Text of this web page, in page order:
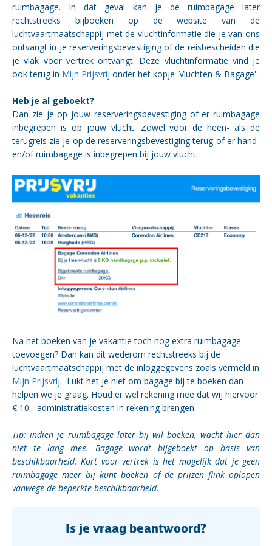
ruimbagage. In dat geval kan je de ruimbagage later
rechtstreeks bijboeken op de website van de
luchtvaartmaatschappij met de vluchtinformatie die je van ons
ontvangt in je reserveringsbevestiging of de reisbescheiden die
je vlak voor vertrek ontvangt. Deze vluchtinformatie vind je
ook terug in Mijn Prijsvrij onder het kopje 'Vluchten & Bagage'.
Heb je al geboekt?
Dan zie je op jouw reserveringsbevestiging of er ruimbagage
inbegrepen is op jouw vlucht. Zowel voor de heen- als de
terugreis zie je op de reserveringsbevestiging terug of er hand-
en/of ruimbagage is inbegrepen bij jouw vlucht:
Na het boeken van je vakantie toch nog extra ruimbagage
toevoegen? Dan kan dit wederom rechtstreeks bij de
luchtvaartmaatschappij met de inloggegevens zoals vermeld in
Mijn Prijsvrij. Lukt het je niet om bagage bij te boeken dan
helpen we je graag. Houd er wel rekening mee dat wij hiervoor
€ 10,- administratiekosten in rekening brengen.
Tip: indien je ruimbagage later bij wil boeken, wacht hier dan
niet te lang mee. Bagage wordt bijgeboekt op basis van
beschikbaarheid. Kort voor vertrek is het mogelijk dat je geen
ruimbagage meer bij kunt boeken of de prijzen flink oplopen
vanwege de beperkte beschikbaarheid.
Is je vraag beantwoord?